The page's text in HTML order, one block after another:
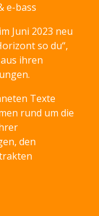
e-bass
Juni 2023 neu
so du“,
ihren
Texte
rund um die
den